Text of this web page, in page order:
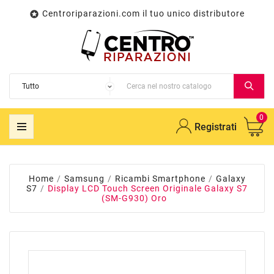
 Centroriparazioni.com il tuo unico distributore
Registrati
0
Home Samsung Ricambi Smartphone
Galaxy
S7
Display LCD Touch Screen Originale Galaxy S7
(SM-G930) Oro